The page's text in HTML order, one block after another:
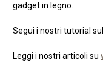
gadget in legno.
Segui i nostri tutorial
Leggi i nostri articoli su